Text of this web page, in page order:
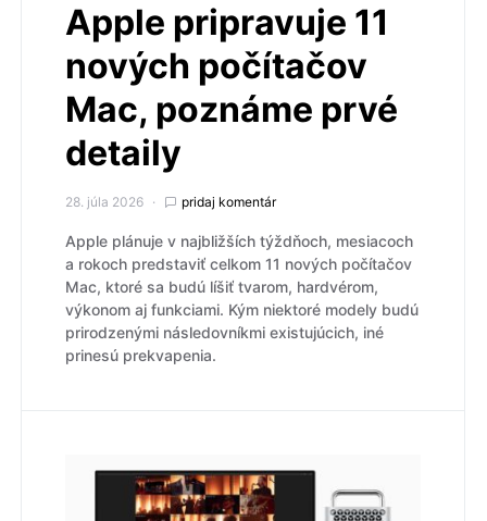
Apple pripravuje 11
nových počítačov
Mac, poznáme prvé
detaily
28. júla 2026 pridaj komentár
Apple plánuje v najbližších týždňoch, mesiacoch
a rokoch predstaviť celkom 11 nových počítačov
Mac, ktoré sa budú líšiť tvarom, hardvérom,
výkonom aj funkciami. Kým niektoré modely budú
prirodzenými následovníkmi existujúcich, iné
prinesú prekvapenia.